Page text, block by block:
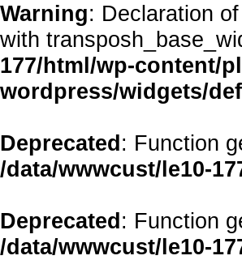
Warning: Declaration
with
177/html/wp-content/
wordpress/widgets/
Deprecated: Function
/data/wwwcust/le10-
Deprecated: Function
/data/wwwcust/le10-